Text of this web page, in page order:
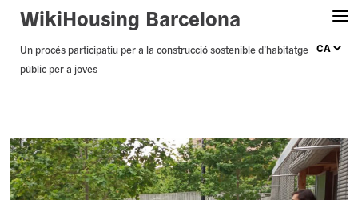
Skip
WikiHousing Barcelona
Un procés participatiu per a la construcció sostenible d’habitatge
públic per a joves